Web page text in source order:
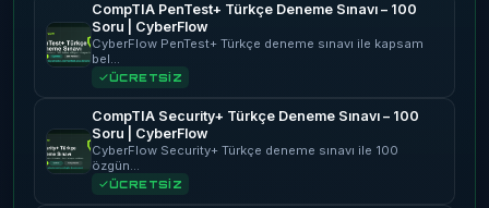
CompTIA PenTest+ Türkçe Deneme Sınavı – 100
Soru | CyberFlow
CyberFlow PenTest+ Türkçe deneme sınavı ile kapsam
bel…
ÜCRETSİZ
CompTIA Security+ Türkçe Deneme Sınavı – 100
Soru | CyberFlow
CyberFlow Security+ Türkçe deneme sınavı ile 100
özgün…
ÜCRETSİZ